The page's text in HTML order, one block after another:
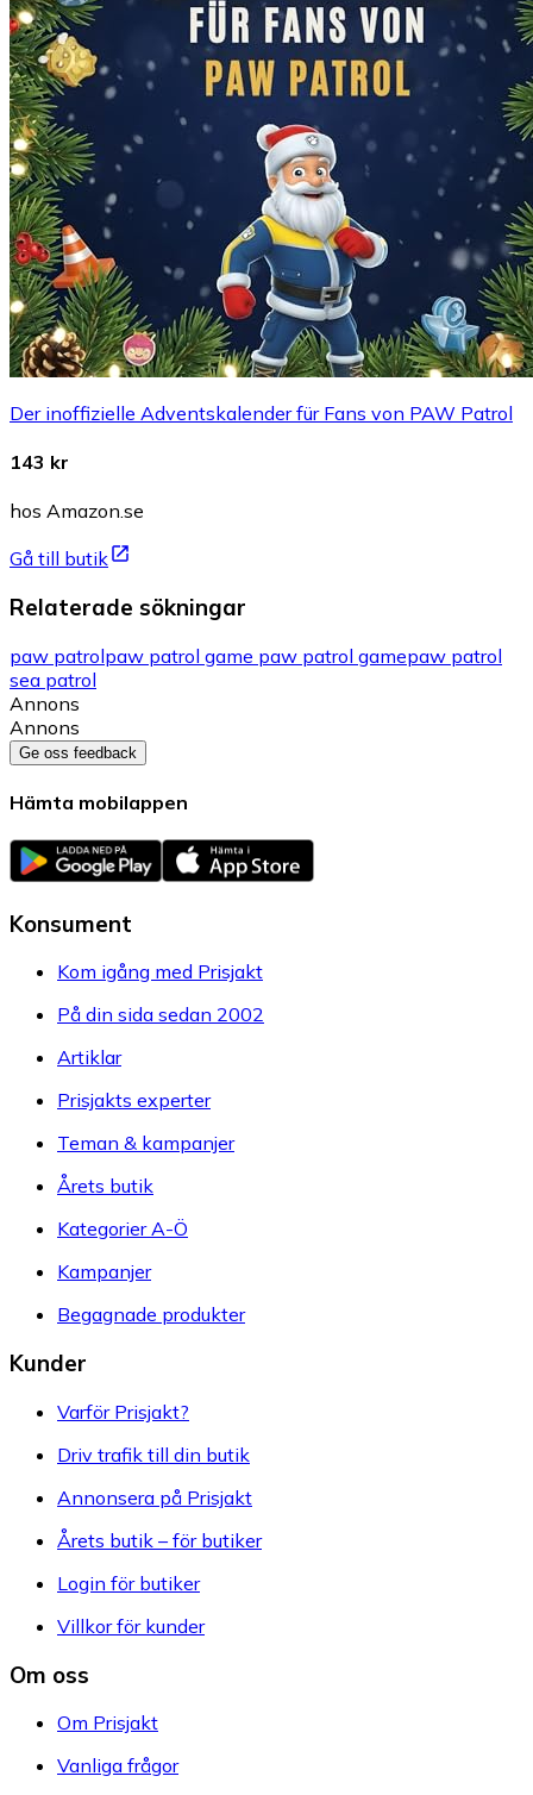
Der inoffizielle Adventskalender für Fans von PAW Patrol
143 kr
hos Amazon.se
Gå till butik
Relaterade sökningar
paw patrolpaw patrol game paw patrol gamepaw patrol
sea patrol
Annons
Annons
Ge oss feedback
Hämta mobilappen
Konsument
Kom igång med Prisjakt
På din sida sedan 2002
Artiklar
Prisjakts experter
Teman & kampanjer
Årets butik
Kategorier A-Ö
Kampanjer
Begagnade produkter
Kunder
Varför Prisjakt?
Driv trafik till din butik
Annonsera på Prisjakt
Årets butik – för butiker
Login för butiker
Villkor för kunder
Om oss
Om Prisjakt
Vanliga frågor